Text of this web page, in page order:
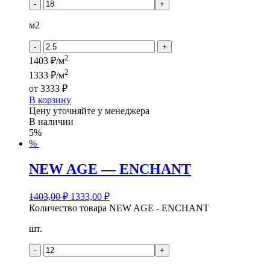
- +
м2
- +
1403 ₽/м2
1333 ₽/м2
от 3333 ₽
В корзину
Цену уточняйте у менеджера
В наличии
5%
%
NEW AGE — ENCHANT
1403,00₽ 1333,00 ₽
Количество товара NEW AGE - ENCHANT
шт.
- +